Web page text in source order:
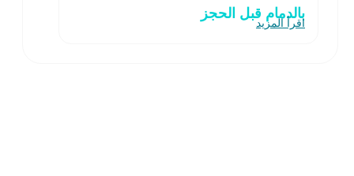
بالدمام قبل الحجز
اقرأ المزيد